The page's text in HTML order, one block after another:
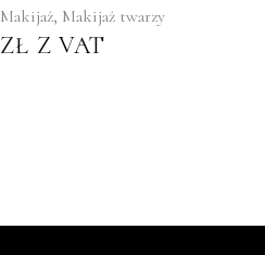
Makijaż, Makijaż twarzy
ZŁ Z VAT